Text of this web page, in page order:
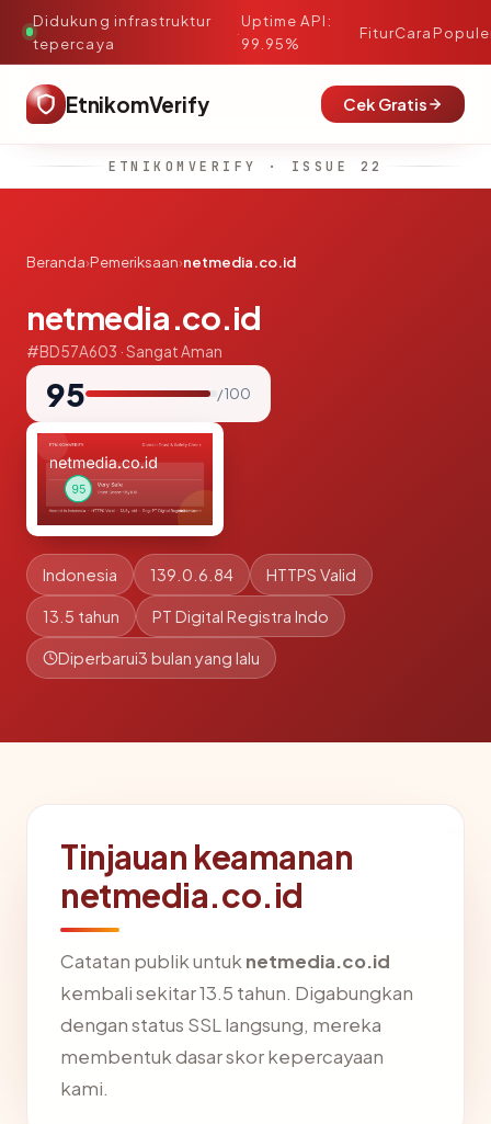
Didukung infrastruktur
tepercaya
·
Uptime API:
99.95%
FiturCara
EtnikomVerify Cek Gratis
ETNIKOMVERIFY · ISSUE 22
Beranda›Pemeriksaan›netmedia.co.id
netmedia.co.id
#BD57A603 · Sangat Aman
95 / 100
Indonesia 139.0.6.84 HTTPS Valid
13.5 tahun PT Digital Registra Indo
Diperbarui3 bulan yang lalu
Tinjauan keamanan
netmedia.co.id
Catatan publik untuk netmedia.co.id
kembali sekitar 13.5 tahun. Digabungkan
dengan status SSL langsung, mereka
membentuk dasar skor kepercayaan
kami.